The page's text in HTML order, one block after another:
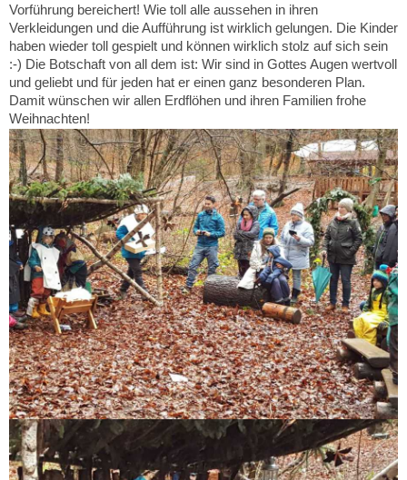
Vorführung bereichert! Wie toll alle aussehen in ihren
Verkleidungen und die Aufführung ist wirklich gelungen. Die Kinder
haben wieder toll gespielt und können wirklich stolz auf sich sein
:-) Die Botschaft von all dem ist: Wir sind in Gottes Augen wertvoll
und geliebt und für jeden hat er einen ganz besonderen Plan.
Damit wünschen wir allen Erdflöhen und ihren Familien frohe
Weihnachten!